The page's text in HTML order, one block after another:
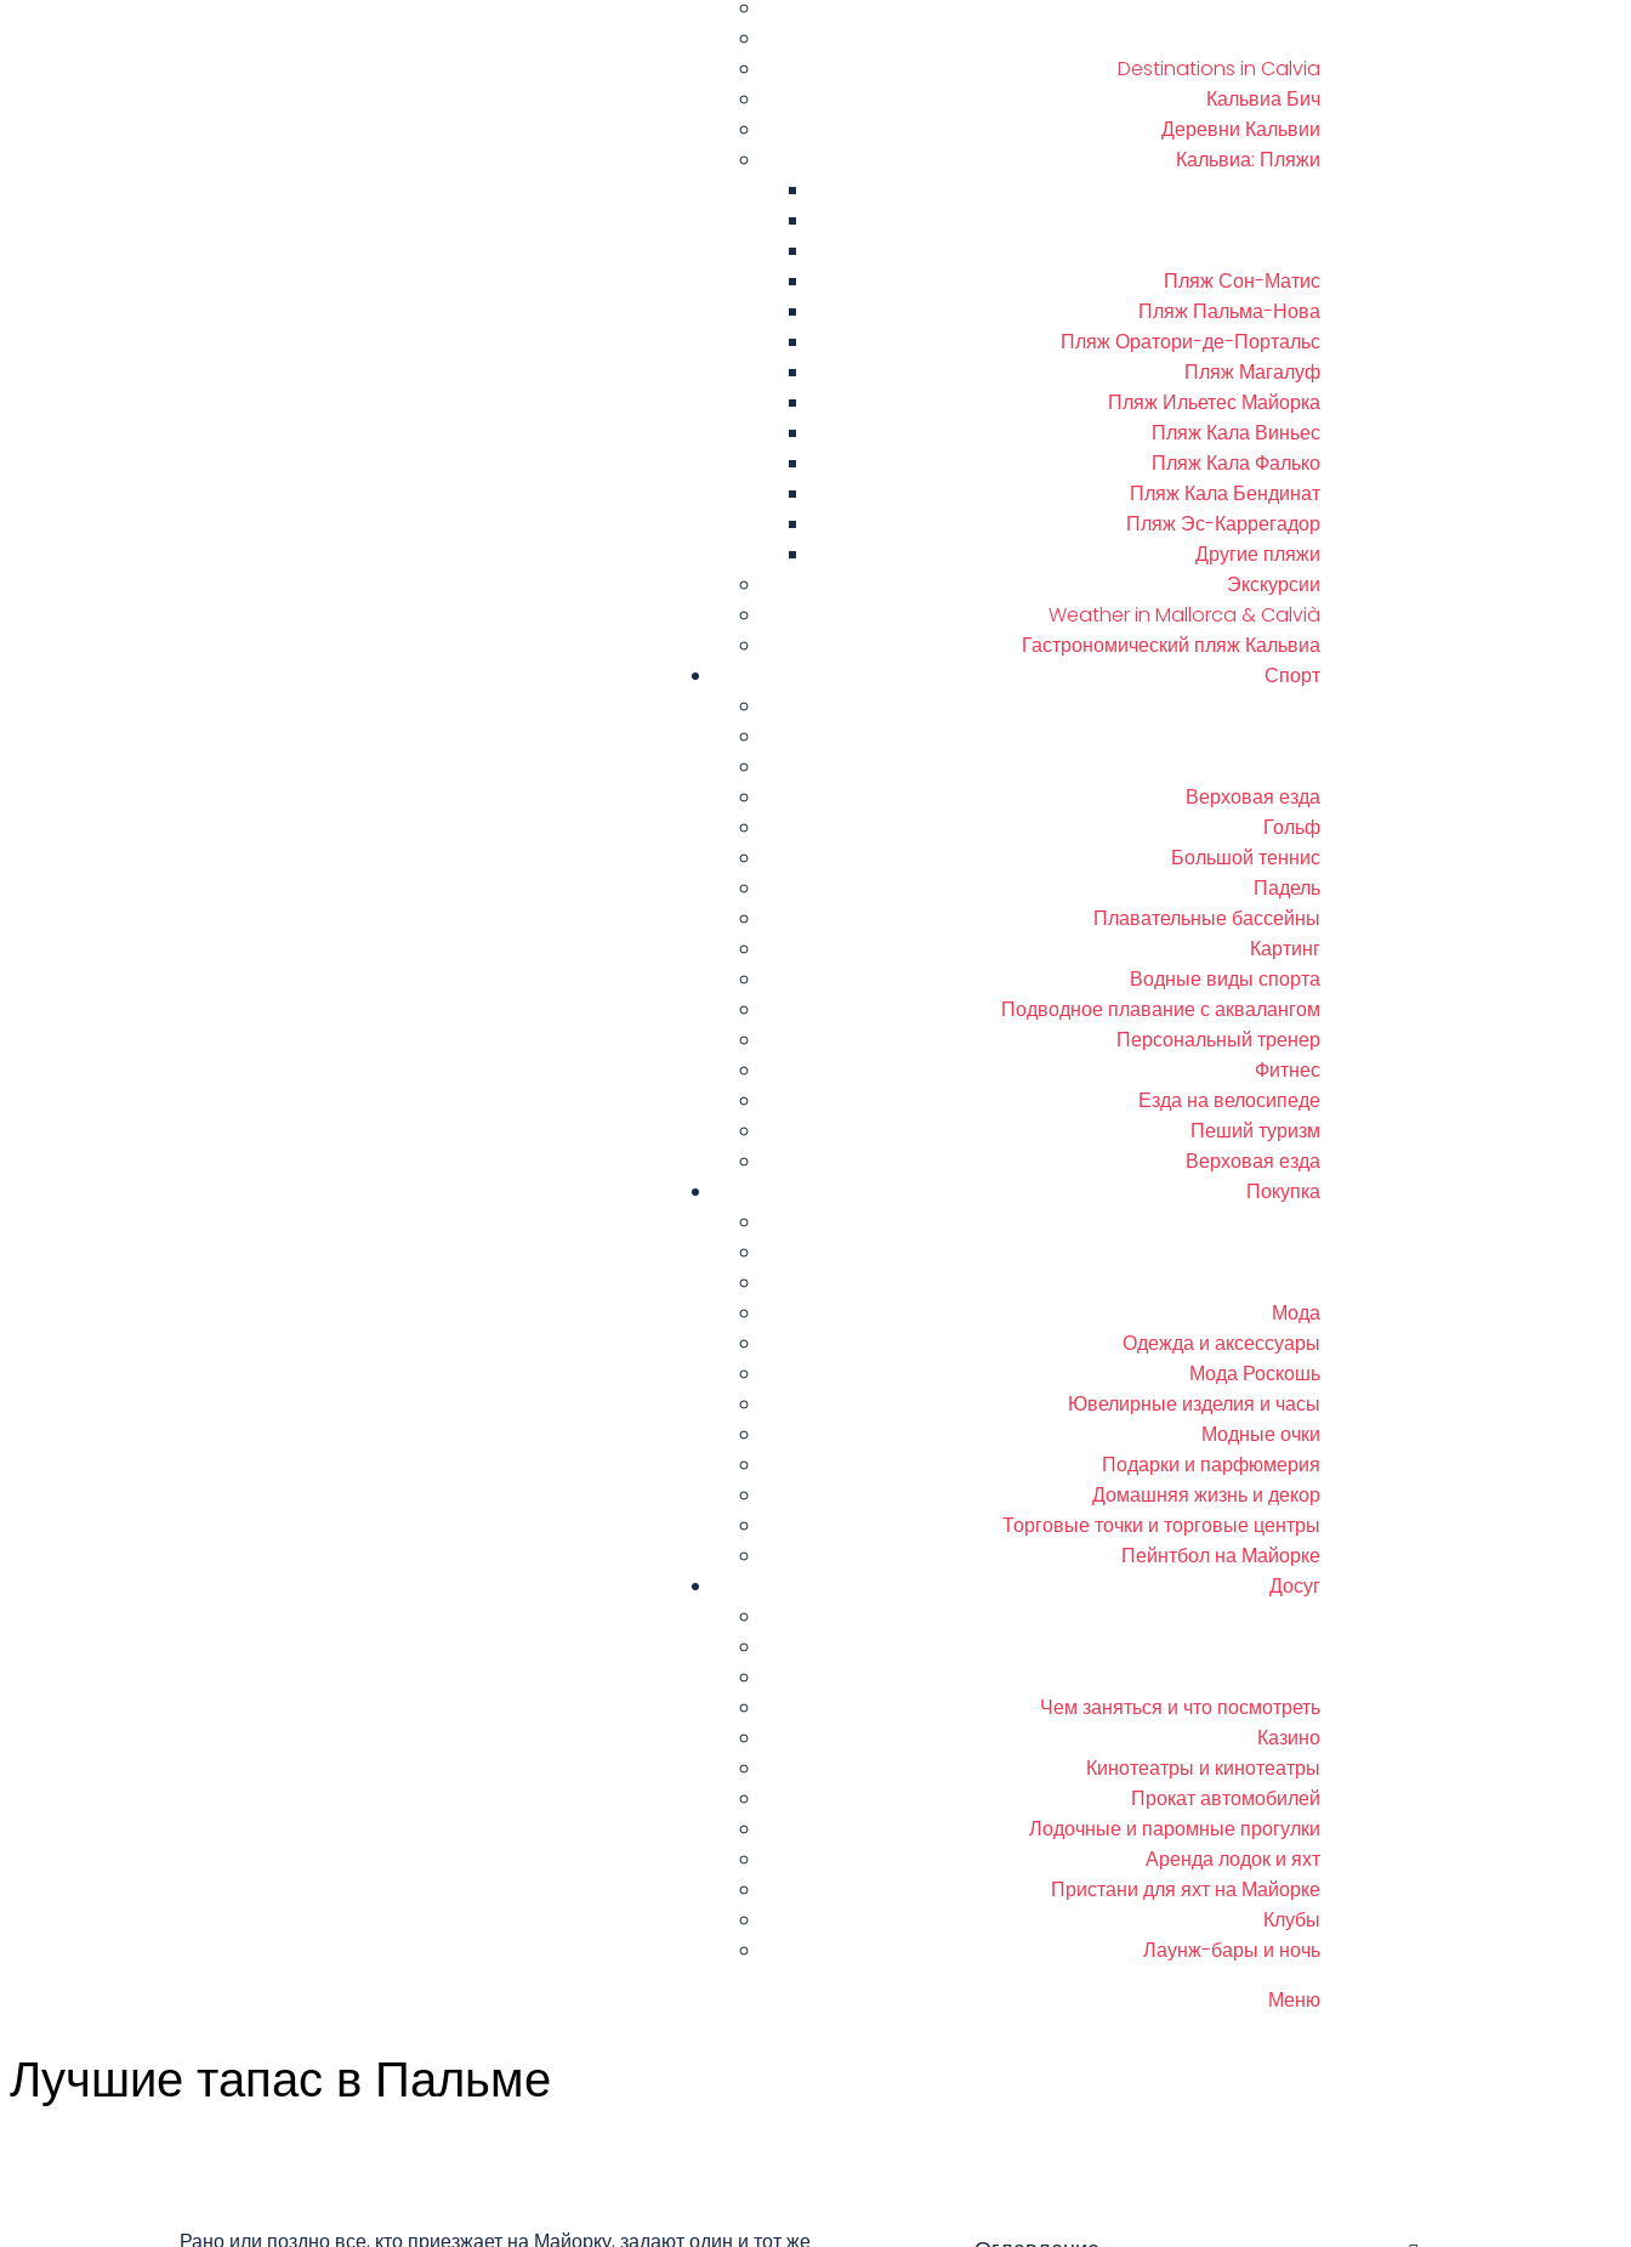
Destinations in Calvia
Кальвиа Бич
Деревни Кальвии
Кальвиа: Пляжи
Пляж Сон-Матис
Пляж Пальма-Нова
Пляж Оратори-де-Портальс
Пляж Магалуф
Пляж Ильетес Майорка
Пляж Кала Виньес
Пляж Кала Фалько
Пляж Кала Бендинат
Пляж Эс-Каррегадор
Другие пляжи
Экскурсии
Weather in Mallorca & Calvià
Гастрономический пляж Кальвиа
Спорт
Верховая езда
Гольф
Большой теннис
Падель
Плавательные бассейны
Картинг
Водные виды спорта
Подводное плавание с аквалангом
Персональный тренер
Фитнес
Езда на велосипеде
Пеший туризм
Верховая езда
Покупка
Мода
Одежда и аксессуары
Мода Роскошь
Ювелирные изделия и часы
Модные очки
Подарки и парфюмерия
Домашняя жизнь и декор
Торговые точки и торговые центры
Пейнтбол на Майорке
Досуг
Чем заняться и что посмотреть
Казино
Кинотеатры и кинотеатры
Прокат автомобилей
Лодочные и паромные прогулки
Аренда лодок и яхт
Пристани для яхт на Майорке
Клубы
Лаунж-бары и ночь
Меню
Лучшие тапас в Пальме